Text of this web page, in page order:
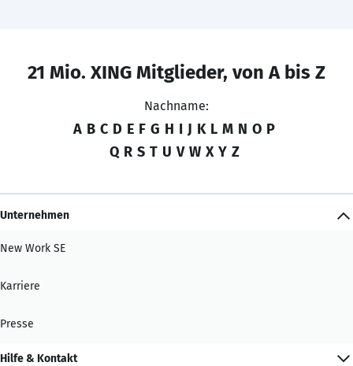
21 Mio. XING Mitglieder, von A bis Z
Nachname:
A B C D E F G H I J K L M N O P
Q R S T U V W X Y Z
Unternehmen
New Work SE
Karriere
Presse
Hilfe & Kontakt